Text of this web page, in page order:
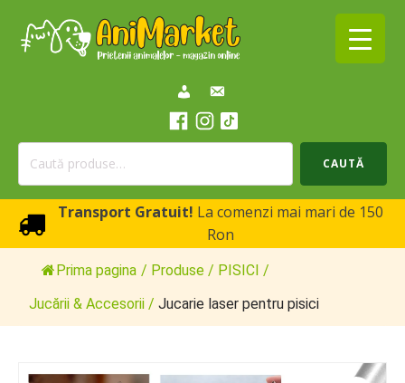
Caută
CAUTĂ
Transport Gratuit! La comenzi mai mari de 150
Ron
Prima pagina / Produse / PISICI /
Jucării & Accesorii / Jucarie laser pentru pisici